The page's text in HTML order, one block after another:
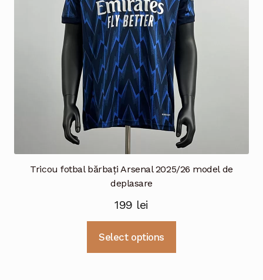
alese
în
pagina
produsului.
Tricou fotbal bărbați Arsenal 2025/26 model de
deplasare
199 lei
Select options